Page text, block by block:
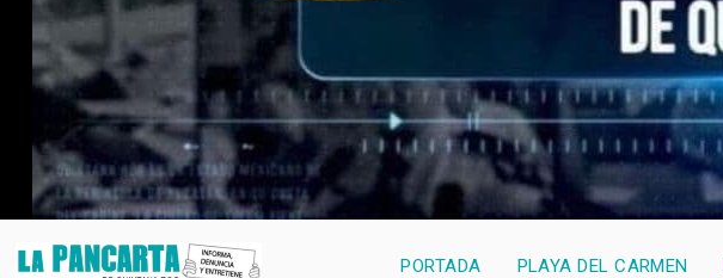
PORTADA PLAYA DEL CARMEN